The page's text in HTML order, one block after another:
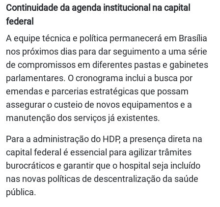
Continuidade da agenda institucional na capital
federal
A equipe técnica e política permanecerá em Brasília
nos próximos dias para dar seguimento a uma série
de compromissos em diferentes pastas e gabinetes
parlamentares. O cronograma inclui a busca por
emendas e parcerias estratégicas que possam
assegurar o custeio de novos equipamentos e a
manutenção dos serviços já existentes.
Para a administração do HDP, a presença direta na
capital federal é essencial para agilizar trâmites
burocráticos e garantir que o hospital seja incluído
nas novas políticas de descentralização da saúde
pública.